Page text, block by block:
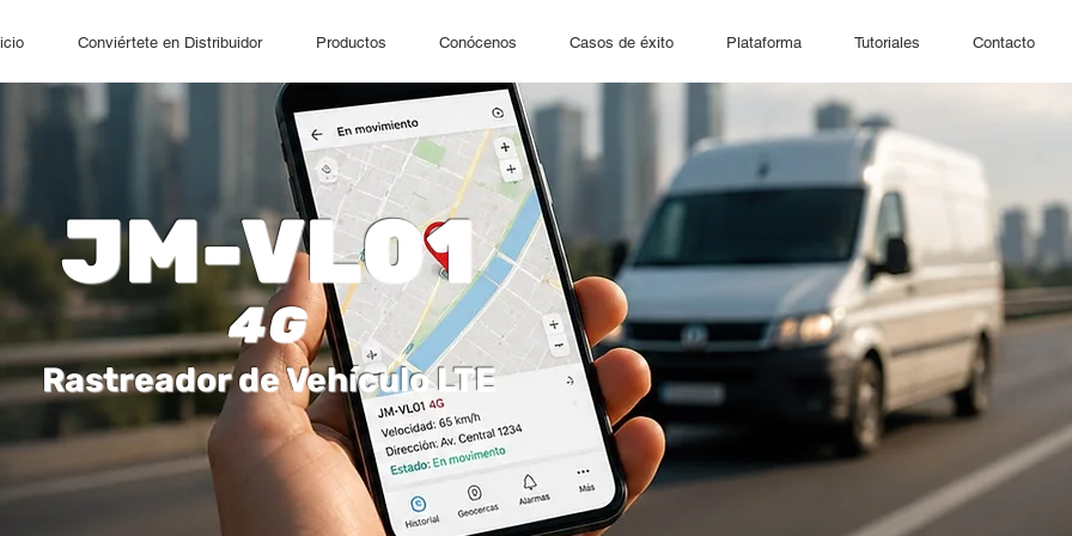
Conviértete en Distribuidor Productos Conócenos Casos de éxito Plataforma Tutoriales Contacto
JM-VL01
4G
Rastreador de Vehículo LTE